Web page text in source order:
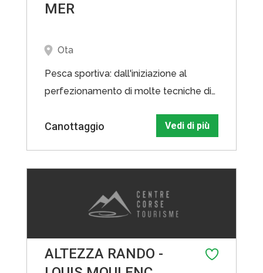
MER
Ota
Pesca sportiva: dall'iniziazione al
perfezionamento di molte tecniche di
ed esche fornite. Noleggio barche con
Canottaggio Vedi di più
ALTEZZA RANDO -